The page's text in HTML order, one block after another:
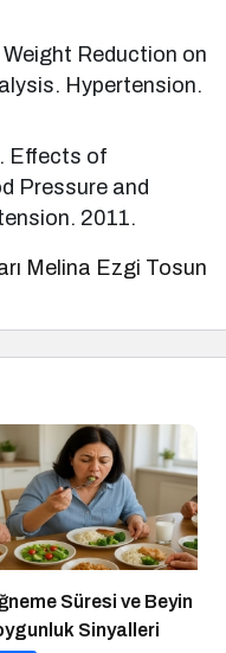
Reduction on
Hypertension.
Effects of
Pressure and
2011.
Melina Ezgi Tosun
Süresi ve Beyin
Sinyalleri